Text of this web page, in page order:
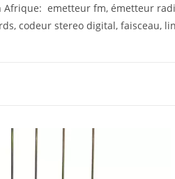
emetteur fm, émetteur
codeur stereo digital, faisceau,